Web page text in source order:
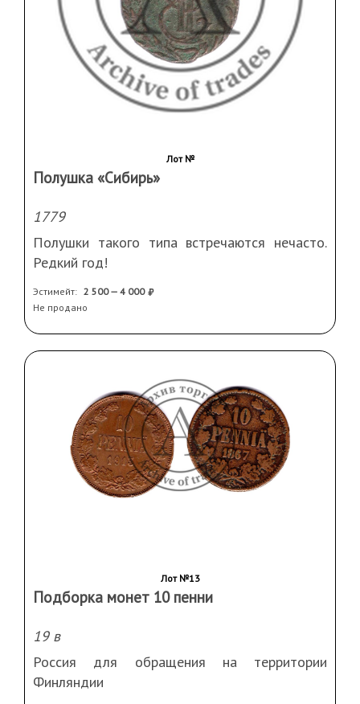
Лот №
Полушка «Сибирь»
1779
Полушки такого типа встречаются нечасто.
Редкий год!
Эстимейт: 2 500 — 4 000
Не продано
Лот №13
Подборка монет 10 пенни
19 в
Россия для обращения на территории
Финляндии